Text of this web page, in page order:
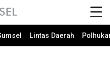
Lintas Daerah